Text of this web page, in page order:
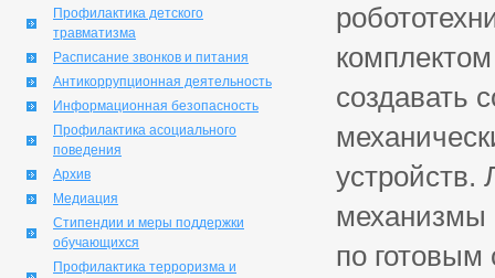
Профилактика детского
травматизма
Расписание звонков и питания
Антикоррупционная деятельность
Информационная безопасность
Профилактика асоциального
поведения
Архив
Медиация
Стипендии и меры поддержки
обучающихся
Профилактика терроризма и
создавать
устройств.
механизмы
по готовым